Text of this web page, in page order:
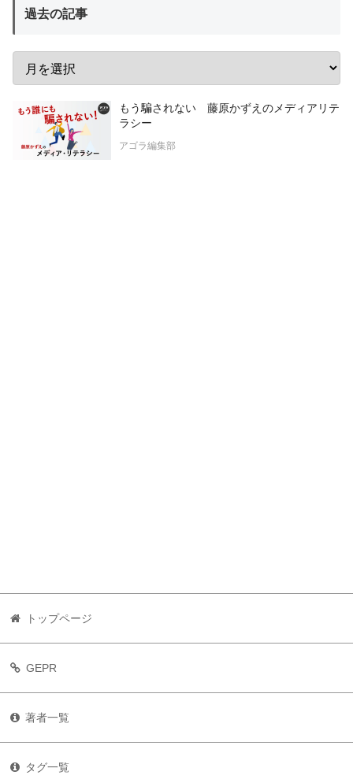
過去の記事
もう騙されない 藤原かずえのメディアリテ
ラシー
アゴラ編集部
トップページ
GEPR
著者一覧
タグ一覧